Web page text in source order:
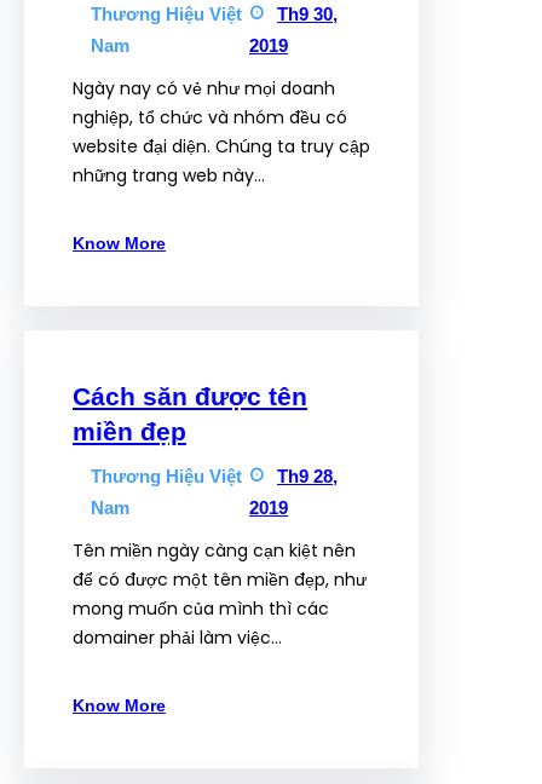
Thương Hiệu Việt
Nam
Th9 30,
2019
Ngày nay có vẻ như mọi doanh
nghiệp, tổ chức và nhóm đều có
website đại diện. Chúng ta truy cập
những trang web này…
Know More
Cách săn được tên
miền đẹp
Thương Hiệu Việt
Nam
Th9 28,
2019
Tên miền ngày càng cạn kiệt nên
để có được một tên miền đẹp, như
mong muốn của mình thì các
domainer phải làm việc…
Know More